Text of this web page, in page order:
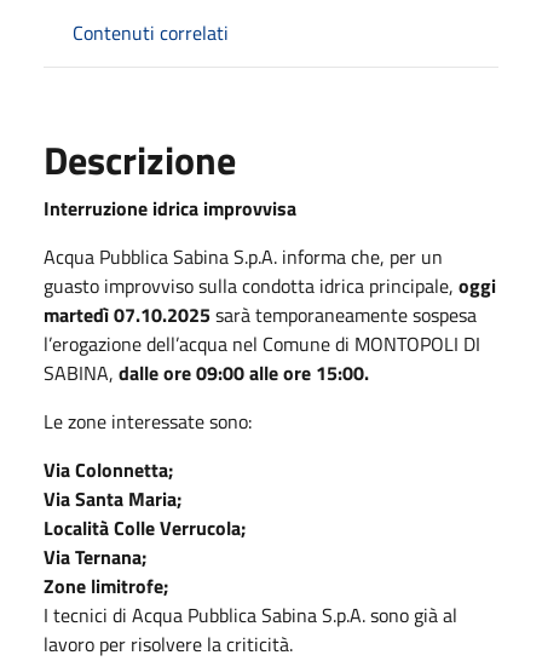
Contenuti correlati
Descrizione
Interruzione idrica improvvisa
Acqua Pubblica Sabina S.p.A. informa che, per un
guasto improvviso sulla condotta idrica principale, oggi
martedì 07.10.2025sarà temporaneamente sospesa
l’erogazione dell’acqua nel Comune di MONTOPOLI DI
SABINA, dalle ore 09:00 alle ore 15:00.
Le zone interessate sono:
Via Colonnetta;
Via Santa Maria;
Località Colle Verrucola;
Via Ternana;
Zone limitrofe;
I tecnici di Acqua Pubblica Sabina S.p.A. sono già al
lavoro per risolvere la criticità.